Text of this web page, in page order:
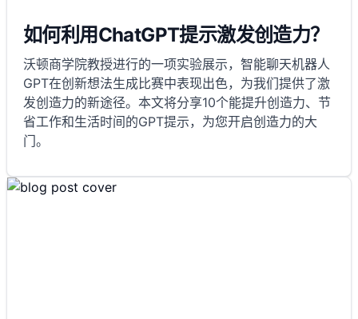
如何利用ChatGPT提示激发创造力？
沃顿商学院教授进行的一项实验展示，智能聊天机器人
GPT在创新想法生成比赛中表现出色，为我们提供了激
发创造力的新途径。本文将分享10个能提升创造力、节
省工作和生活时间的GPT提示，为您开启创造力的大
门。